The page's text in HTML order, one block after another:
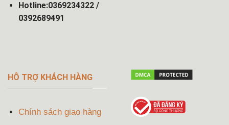
Hotline:0369234322 /
0392689491
HỖ TRỢ KHÁCH HÀNG
Chính sách giao hàng